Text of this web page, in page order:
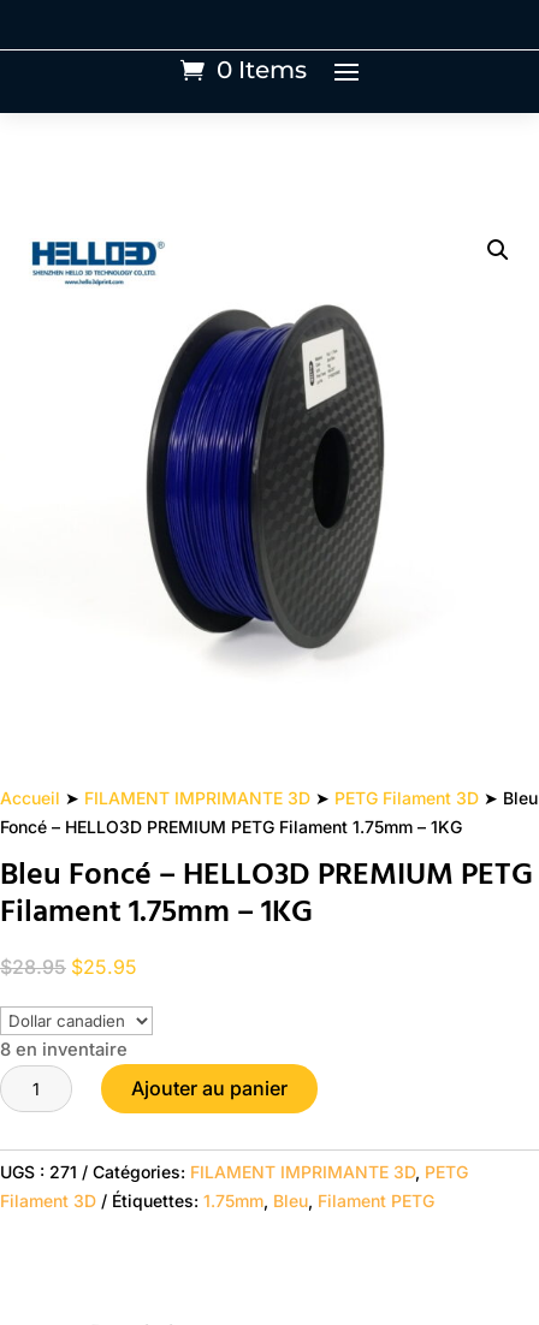
0 Items
Accueil ➤ FILAMENT IMPRIMANTE 3D ➤ PETG Filament 3D ➤ Bleu
Foncé – HELLO3D PREMIUM PETG Filament 1.75mm – 1KG
Bleu Foncé – HELLO3D PREMIUM PETG
Filament 1.75mm – 1KG
$28.95 Le
initial
était :
$28.95.
$25.95
actuel
$25.95.
8 en inventaire
quantité
de
Foncé
-
Ajouter au panier
UGS : 271 Catégories: FILAMENT IMPRIMANTE 3D, PETG
Filament 3D
Étiquettes: 1.75mm, Bleu, Filament PETG